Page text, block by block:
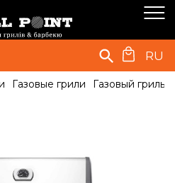
RU
Газовые грили Газовый гриль